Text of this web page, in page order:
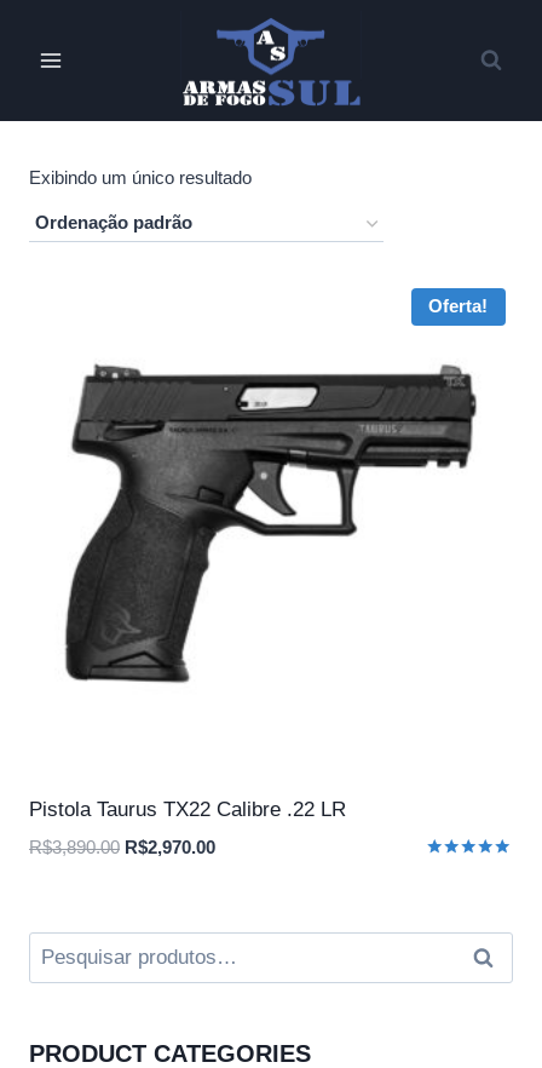
Exibindo um único resultado
Oferta!
Pistola Taurus TX22 Calibre .22 LR
R$3,890.00 O
era:
R$3,890.00.
R$2,970.00O
é:
R$2,970.00.
Pesquisar
por:
PRODUCT CATEGORIES